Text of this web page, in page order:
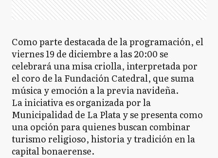
Como parte destacada de la programación, el
viernes 19 de diciembre a las 20:00 se
celebrará una misa criolla, interpretada por
el coro de la Fundación Catedral, que suma
música y emoción a la previa navideña.
La iniciativa es organizada por la
Municipalidad de La Plata y se presenta como
una opción para quienes buscan combinar
turismo religioso, historia y tradición en la
capital bonaerense.